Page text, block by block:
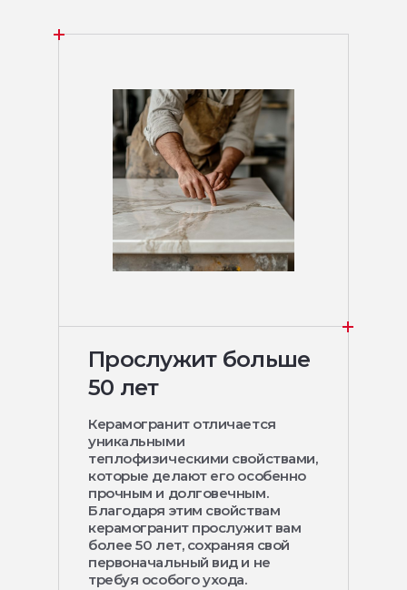
Прослужит больше
50 лет
Керамогранит отличается
уникальными
теплофизическими свойствами,
которые делают его особенно
прочным и долговечным.
Благодаря этим свойствам
керамогранит прослужит вам
более 50 лет, сохраняя свой
первоначальный вид и не
требуя особого ухода.